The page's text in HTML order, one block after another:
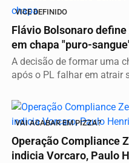
VICE DEFINIDO
Flávio Bolsonaro
em chapa "puro-
A decisão de formar uma
após o PL falhar em atrair
VAI ACABAR EM PIZZA?
Operação Compliance
indicia Vorcaro, Paulo